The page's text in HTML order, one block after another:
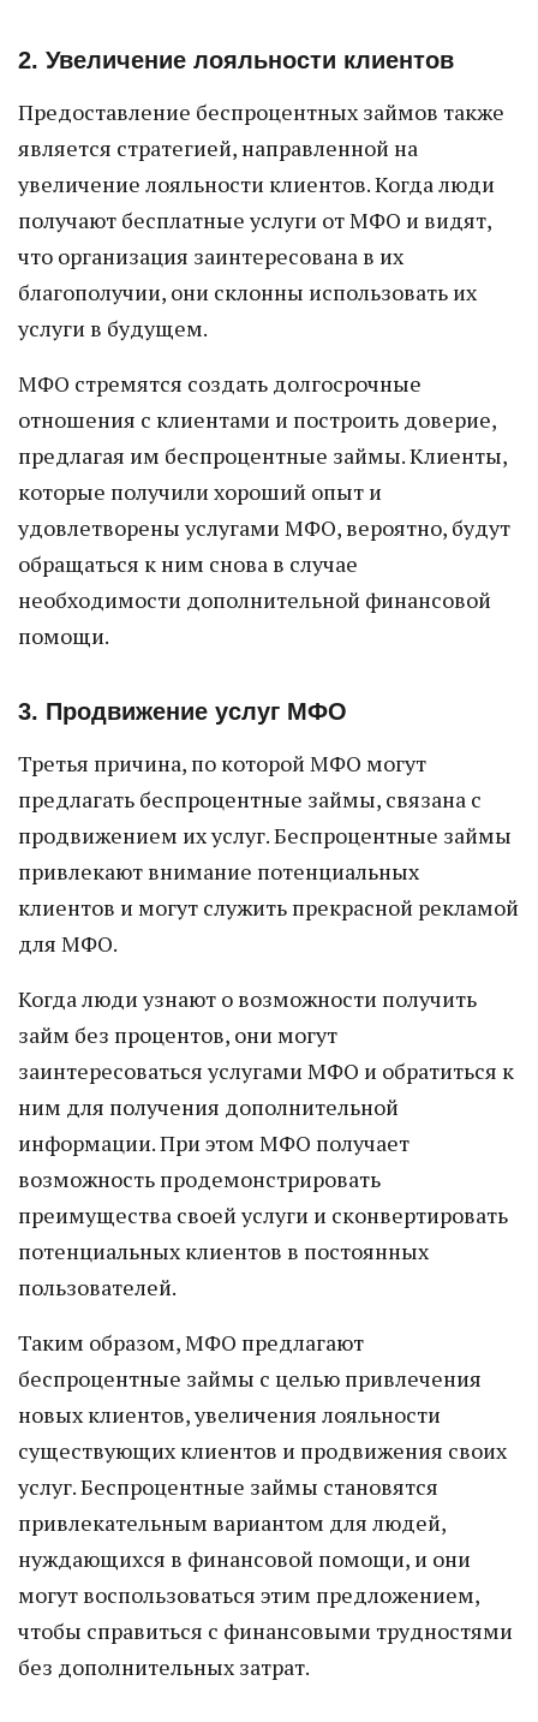
2. Увеличение лояльности клиентов
Предоставление беспроцентных займов также
является стратегией, направленной на
увеличение лояльности клиентов. Когда люди
получают бесплатные услуги от МФО и видят,
что организация заинтересована в их
благополучии, они склонны использовать их
услуги в будущем.
МФО стремятся создать долгосрочные
отношения с клиентами и построить доверие,
предлагая им беспроцентные займы. Клиенты,
которые получили хороший опыт и
удовлетворены услугами МФО, вероятно, будут
обращаться к ним снова в случае
необходимости дополнительной финансовой
помощи.
3. Продвижение услуг МФО
Третья причина, по которой МФО могут
предлагать беспроцентные займы, связана с
продвижением их услуг. Беспроцентные займы
привлекают внимание потенциальных
клиентов и могут служить прекрасной рекламой
для МФО.
Когда люди узнают о возможности получить
займ без процентов, они могут
заинтересоваться услугами МФО и обратиться к
ним для получения дополнительной
информации. При этом МФО получает
возможность продемонстрировать
преимущества своей услуги и сконвертировать
потенциальных клиентов в постоянных
пользователей.
Таким образом, МФО предлагают
беспроцентные займы с целью привлечения
новых клиентов, увеличения лояльности
существующих клиентов и продвижения своих
услуг. Беспроцентные займы становятся
привлекательным вариантом для людей,
нуждающихся в финансовой помощи, и они
могут воспользоваться этим предложением,
чтобы справиться с финансовыми трудностями
без дополнительных затрат.